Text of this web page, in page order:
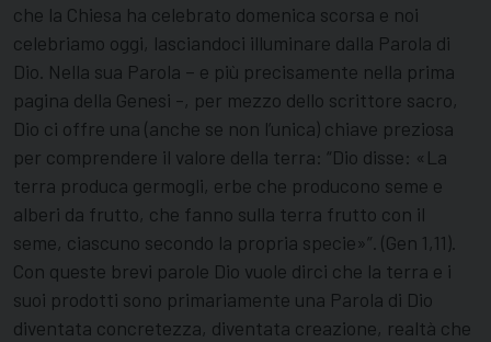
che la Chiesa ha celebrato domenica scorsa e noi
celebriamo oggi, lasciandoci illuminare dalla Parola di
Dio. Nella sua Parola – e più precisamente nella prima
pagina della Genesi -, per mezzo dello scrittore sacro,
Dio ci offre una (anche se non l’unica) chiave preziosa
per comprendere il valore della terra: “Dio disse: «La
terra produca germogli, erbe che producono seme e
alberi da frutto, che fanno sulla terra frutto con il
seme, ciascuno secondo la propria specie»”. (Gen 1,11).
Con queste brevi parole Dio vuole dirci che la terra e i
suoi prodotti sono primariamente una Parola di Dio
diventata concretezza, diventata creazione, realtà che